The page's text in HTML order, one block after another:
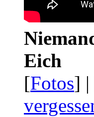
Eich
[Fotos]